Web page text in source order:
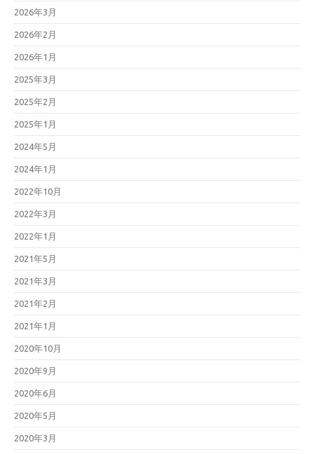
2026年3月
2026年2月
2026年1月
2025年3月
2025年2月
2025年1月
2024年5月
2024年1月
2022年10月
2022年3月
2022年1月
2021年5月
2021年3月
2021年2月
2021年1月
2020年10月
2020年9月
2020年6月
2020年5月
2020年3月